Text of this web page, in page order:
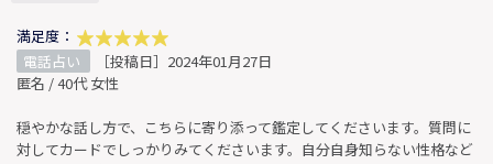
満足度：
電話占い
［投稿日］2024年01月27日
匿名 / 40代 女性
穏やかな話し方で、こちらに寄り添って鑑定してくださいます。質問に
対してカードでしっかりみてくださいます。自分自身知らない性格など